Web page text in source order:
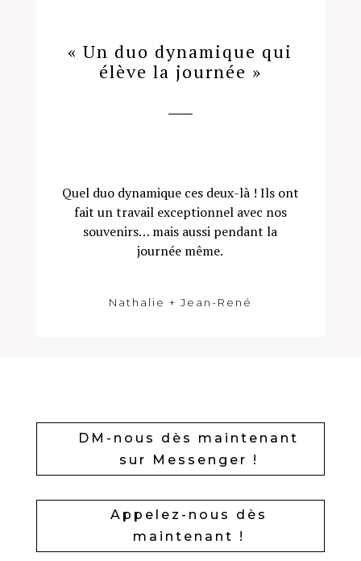
« Un duo dynamique qui
élève la journée »
Quel duo dynamique ces deux-là ! Ils ont
fait un travail exceptionnel avec nos
souvenirs… mais aussi pendant la
journée même.
Nathalie + Jean-René
DM-nous dès maintenant
sur Messenger !
Appelez-nous dès
maintenant !